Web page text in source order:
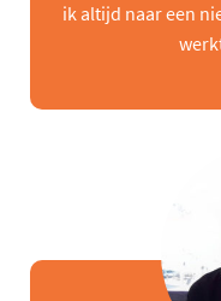
ik altijd naar een